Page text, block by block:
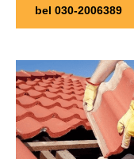
bel 030-2006389